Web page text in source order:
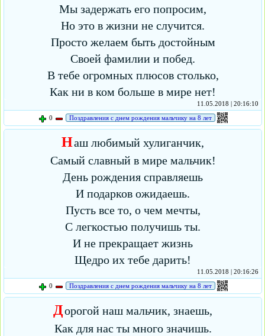
Мы задержать его попросим,
Но это в жизни не случится.
Просто желаем быть достойным
Своей фамилии и побед.
В тебе огромных плюсов столько,
Как ни в ком больше в мире нет!
11.05.2018 | 20:16:10
0
Поздравления с днем рождения мальчику на 8 лет
Наш любимый хулиганчик,
Самый славный в мире мальчик!
День рождения справляешь
И подарков ожидаешь.
Пусть все то, о чем мечты,
С легкостью получишь ты.
И не прекращает жизнь
Щедро их тебе дарить!
11.05.2018 | 20:16:26
0
Поздравления с днем рождения мальчику на 8 лет
Дорогой наш мальчик, знаешь,
Как для нас ты много значишь.